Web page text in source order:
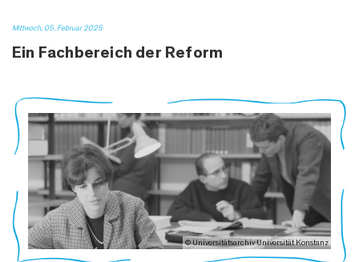
Mittwoch, 05. Februar 2025
Ein Fachbereich der Reform
© Universitätsarchiv Universität Konstanz